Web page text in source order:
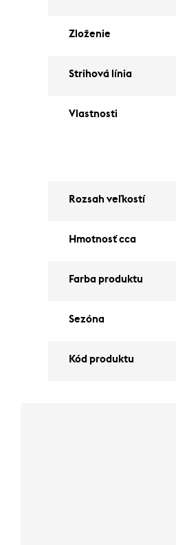
Zloženie
Strihová línia
Vlastnosti
Rozsah veľkostí
Hmotnosť cca
Farba produktu
Sezóna
Kód produktu